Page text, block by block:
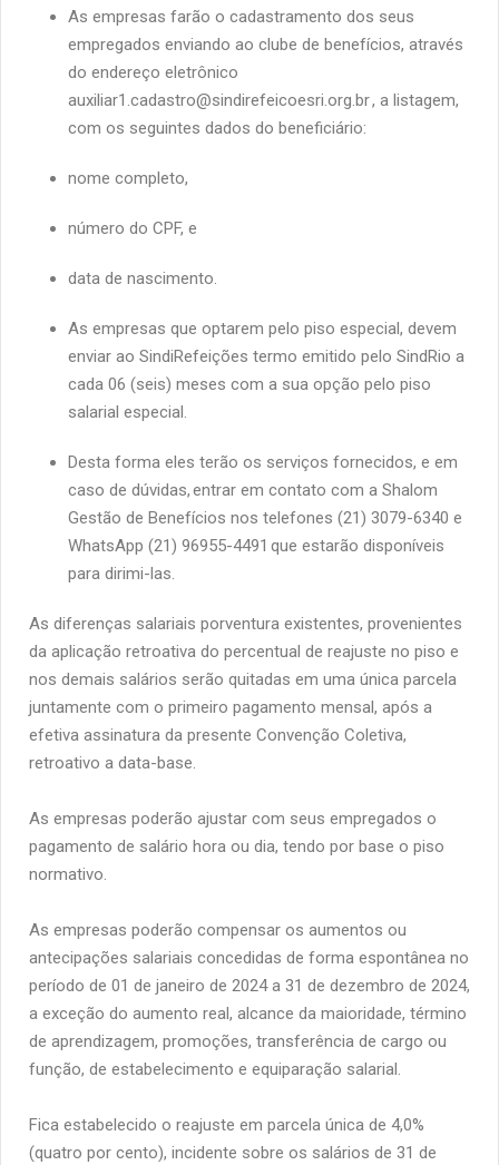
As empresas farão o cadastramento dos seus
empregados enviando ao clube de benefícios, através
do endereço eletrônico
auxiliar1.cadastro@sindirefeicoesri.org.br , a listagem,
com os seguintes dados do beneficiário:
nome completo,
número do CPF, e
data de nascimento.
As empresas que optarem pelo piso especial, devem
enviar ao SindiRefeições termo emitido pelo SindRio a
cada 06 (seis) meses com a sua opção pelo piso
salarial especial.
Desta forma eles terão os serviços fornecidos, e em
caso de dúvidas, entrar em contato com a Shalom
Gestão de Benefícios nos telefones (21) 3079-6340 e
WhatsApp (21) 96955-4491 que estarão disponíveis
para dirimi-las.
As diferenças salariais porventura existentes, provenientes
da aplicação retroativa do percentual de reajuste no piso e
nos demais salários serão quitadas em uma única parcela
juntamente com o primeiro pagamento mensal, após a
efetiva assinatura da presente Convenção Coletiva,
retroativo a data-base.
As empresas poderão ajustar com seus empregados o
pagamento de salário hora ou dia, tendo por base o piso
normativo.
As empresas poderão compensar os aumentos ou
antecipações salariais concedidas de forma espontânea no
período de 01 de janeiro de 2024 a 31 de dezembro de 2024,
a exceção do aumento real, alcance da maioridade, término
de aprendizagem, promoções, transferência de cargo ou
função, de estabelecimento e equiparação salarial.
Fica estabelecido o reajuste em parcela única de 4,0%
(quatro por cento), incidente sobre os salários de 31 de